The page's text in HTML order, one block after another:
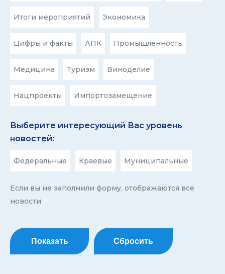
Итоги мероприятий Экономика
Цифры и факты АПК Промышленность
Медицина Туризм Виноделие
Нацпроекты Импортозамещение
Выберите интересующий Вас уровень
новостей:
Федеральные Краевые Муниципальные
Если вы не заполнили форму, отображаются все
новости
Показать Сбросить